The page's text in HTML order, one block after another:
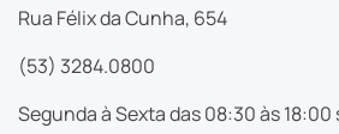
Rua Félix da Cunha, 654
(53) 3284.0800
Segunda à Sexta das 08:30 às